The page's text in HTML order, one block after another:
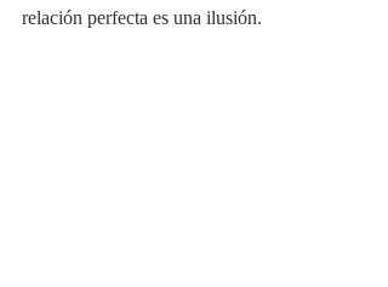
relación perfecta es una ilusión.